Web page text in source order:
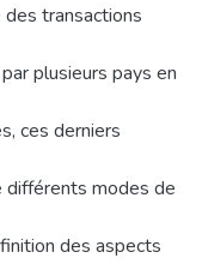
transactions
plusieurs pays en
ces derniers
différents modes de
des aspects